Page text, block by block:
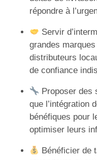
répondre à
Servir
grandes
distributeurs
de confiance
Proposer des
que l’intégration
bénéfiques pour
optimiser leurs
Bénéficier de